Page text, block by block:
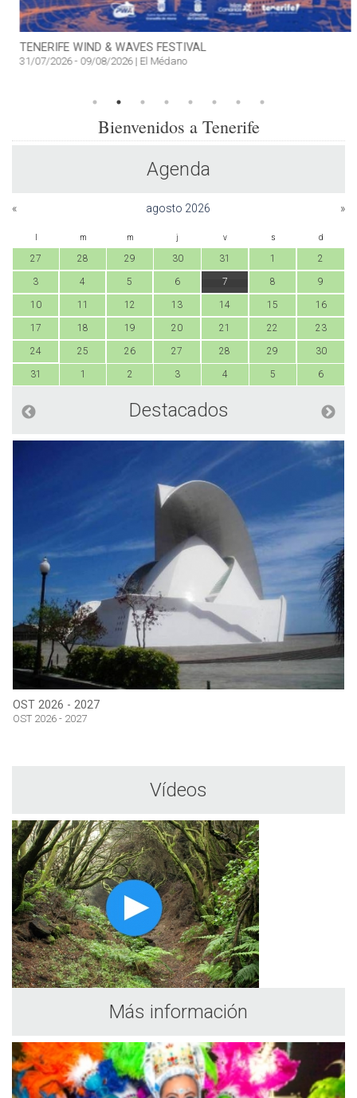
TENERIFE WIND & WAVES FESTIVAL
31/07/2026 - 09/08/2026 | El Médano
Bienvenidos a Tenerife
Agenda
« agosto 2026 »
m m j v s d
27 28 29 30 31 1 2
3 4 5 6 7 8 9
10 11 12 13 14 15 16
17 18 19 20 21 22 23
24 25 26 27 28 29 30
31 1 2 3 4 5 6
Destacados
OST 2026 - 2027
OST 2026 - 2027
Vídeos
Más información